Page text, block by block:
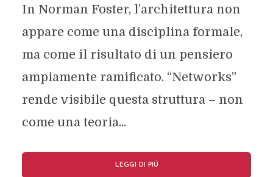
In Norman Foster, l’architettura non
appare come una disciplina formale,
ma come il risultato di un pensiero
ampiamente ramificato. “Networks”
rende visibile questa struttura – non
come una teoria...
LEGGI DI PIÚ